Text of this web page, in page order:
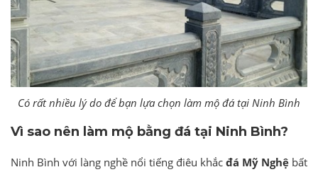
Có rất nhiều lý do để bạn lựa chọn làm mộ đá tại Ninh Bình
Vì sao nên làm mộ bằng đá tại Ninh Bình?
Ninh Bình với làng nghề nổi tiếng điêu khắc đá Mỹ Nghệ bất